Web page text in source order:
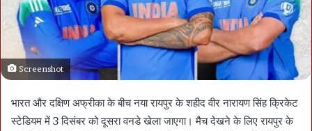
Screenshot
भारत और दक्षिण अफ्रीका के बीच नया रायपुर के शहीद वीर नारायण सिंह क्रिकेट
स्टेडियम में 3 दिसंबर को दूसरा वनडे खेला जाएगा। मैच देखने के लिए रायपुर के